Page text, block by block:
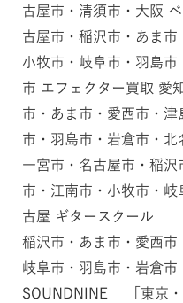
古屋市・清須市・大阪
古屋市・稲沢市・あま市
小牧市・岐阜市・羽島
市 エフェクター買取 愛
市・あま市・愛西市・
市・羽島市・岩倉市・
一宮市・名古屋市・稲
市・江南市・小牧市・
古屋 ギタースクール
稲沢市・あま市・愛西市
岐阜市・羽島市・岩倉
SOUNDNINE 「東京・